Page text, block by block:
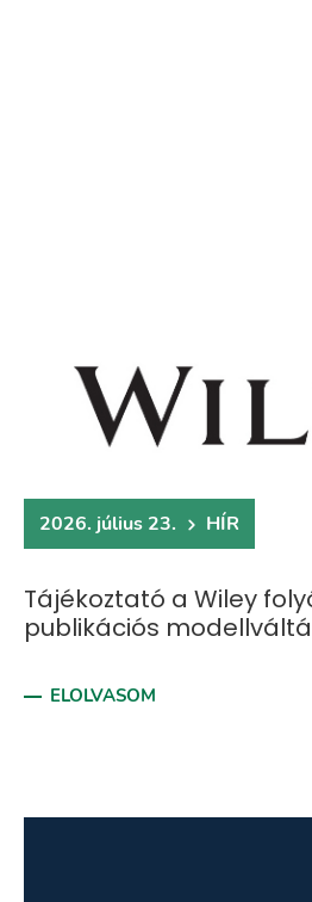
2026. július 23. HÍR
Tájékoztató a Wiley
publikációs
ELOLVASOM